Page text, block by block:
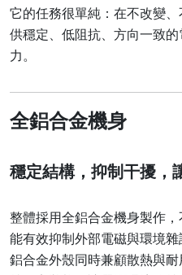
它的任務很單純：在不改變
供穩定、低阻抗、方向一致
力。
全鋁合金機身
穩定結構，抑制干擾，
整體採用全鋁合金機身製作
能有效抑制外部電磁與環境雜
鋁合金外殼同時兼顧散熱與